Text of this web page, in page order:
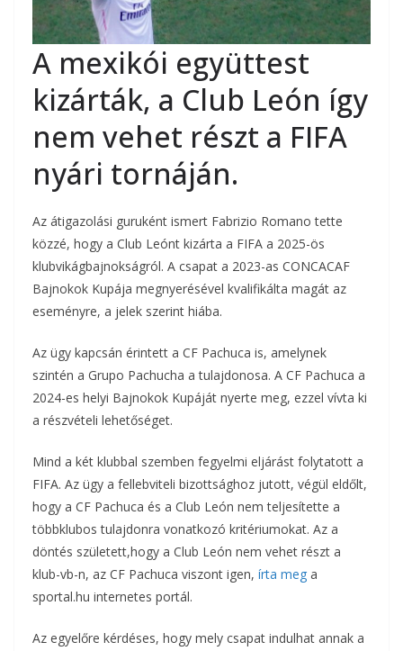
A mexikói együttest
kizárták, a Club León így
nem vehet részt a FIFA
nyári tornáján.
Az átigazolási guruként ismert Fabrizio Romano tette
közzé, hogy a Club Leónt kizárta a FIFA a 2025-ös
klubvikágbajnokságról. A csapat a 2023-as CONCACAF
Bajnokok Kupája megnyerésével kvalifikálta magát az
eseményre, a jelek szerint hiába.
Az ügy kapcsán érintett a CF Pachuca is, amelynek
szintén a Grupo Pachucha a tulajdonosa. A CF Pachuca a
2024-es helyi Bajnokok Kupáját nyerte meg, ezzel vívta ki
a részvételi lehetőséget.
Mind a két klubbal szemben fegyelmi eljárást folytatott a
FIFA. Az ügy a fellebviteli bizottsághoz jutott, végül eldőlt,
hogy a CF Pachuca és a Club León nem teljesítette a
többklubos tulajdonra vonatkozó kritériumokat. Az a
döntés született,hogy a Club León nem vehet részt a
klub-vb-n, az CF Pachuca viszont igen, írta meg a
sportal.hu internetes portál.
Az egyelőre kérdéses, hogy mely csapat indulhat annak a